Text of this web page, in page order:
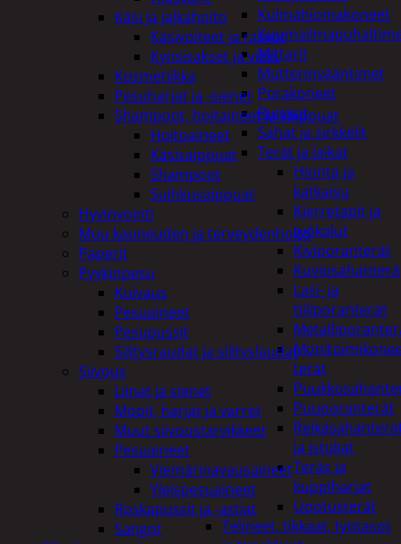
Kulmahiomakoneet
Mittarit
Mutterinvääntimet
Porakoneet
Ruiskut
Sahat ja sirkkelit
Terät ja laikat
Hionta ja
katkaisu
Kierretapit ja
työkalut
Kiviporanterät
Kuviosahanterä
Lasi- ja
tiiliporanterät
terät
Puuporanterät
ja istukat
Teräs ja
kuppiharjat
Upotusterät
Telineet, tikkaat, työtasot
Käsi ja jalkahoito
Käsivoiteet ja rasvat
Kynsisakset ja viilat
Kosmetiikka
Pesuharjat ja -sienet
Shampoot, hoitaineet ja saippuat
Hoitoaineet
Käsisaippuat
Shampoot
Suihkusaippuat
Hyvinvointi
Muu kauneuden ja terveydenhoito
Paperit
Pyykinpesu
Kuivaus
Pesuaineet
Pesupussit
Silitysraudat ja silityslaudat
Siivous
Liinat ja sienet
Mopit, harjat ja varret
Muut siivoustarvikkeet
Pesuaineet
Viemärinavausaineet
Yleispesuaineet
Roskapussit ja -astiat
Sangot